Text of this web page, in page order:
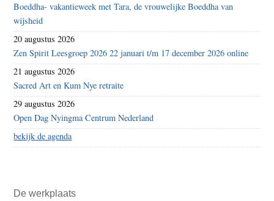
Boeddha- vakantieweek met Tara, de vrouwelijke Boeddha van
wijsheid
20 augustus 2026
Zen Spirit Leesgroep 2026 22 januari t/m 17 december 2026 online
21 augustus 2026
Sacred Art en Kum Nye retraite
29 augustus 2026
Open Dag Nyingma Centrum Nederland
bekijk de agenda
De werkplaats